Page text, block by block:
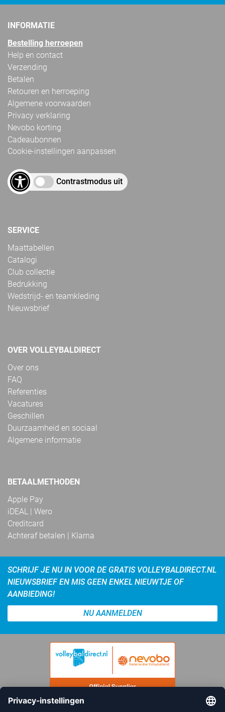
INFORMATIE
Bestelling herroepen
Help en contact
Verzending
Betalen
Retouren en herroeping
Algemene voorwaarden
Privacy verklaring
Nevobo korting
Cadeaubonnen
Cookie-instellingen aanpassen
Contrastmodus uit
SERVICE
Maattabellen
Catalogi
Club collectie
Bedrukking
Wedstrijd- en teamkleding
Nieuwsbrief
OVER VOLLEYBALDIRECT
Over ons
FAQ
Referenties
Vacatures
Geschillen
Duurzaamheid en sociaal
Algemene informatie
BETAALMETHODEN
Apple Pay
iDEAL | Wero
Creditcard
Achteraf betalen | Klarna
SCHRIJF JE NU IN VOOR DE GRATIS VOLLEYBALDIRECT.NL
NIEUWSBRIEF EN MIS GEEN ENKEL NIEUWTJE OF
AANBIEDING!
NU AANMELDEN